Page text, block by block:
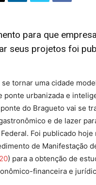
para que
seus projetos foi
se tornar uma cidade
ponte urbanizada e
do Bragueto vai se
e de lazer
Foi publicado hoje
de Manifestação
) para a obtenção de
financeira e